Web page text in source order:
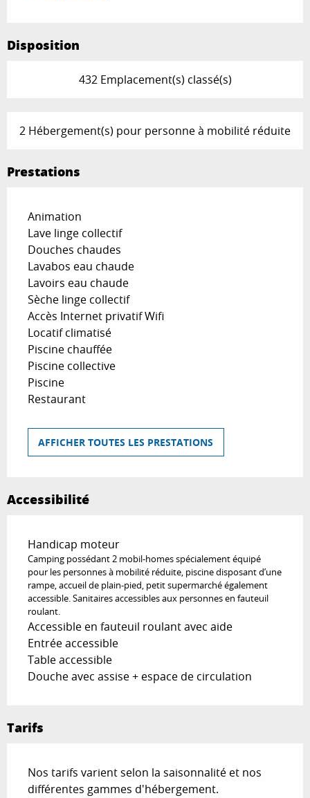
Disposition
432 Emplacement(s) classé(s)
2 Hébergement(s) pour personne à mobilité réduite
Prestations
Animation
Lave linge collectif
Douches chaudes
Lavabos eau chaude
Lavoirs eau chaude
Sèche linge collectif
Accès Internet privatif Wifi
Locatif climatisé
Piscine chauffée
Piscine collective
Piscine
Restaurant
AFFICHER TOUTES LES PRESTATIONS
Accessibilité
Handicap moteur
Camping possédant 2 mobil-homes spécialement équipé
pour les personnes à mobilité réduite, piscine disposant d’une
rampe, accueil de plain-pied, petit supermarché également
accessible. Sanitaires accessibles aux personnes en fauteuil
roulant.
Accessible en fauteuil roulant avec aide
Entrée accessible
Table accessible
Douche avec assise + espace de circulation
Tarifs
Nos tarifs varient selon la saisonnalité et nos
différentes gammes d'hébergement.